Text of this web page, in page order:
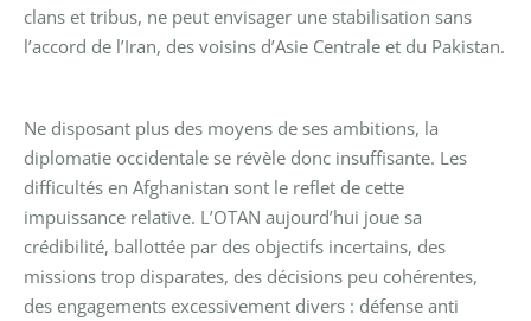
clans et tribus, ne peut envisager une stabilisation sans
l’accord de l’Iran, des voisins d’Asie Centrale et du Pakistan.
Ne disposant plus des moyens de ses ambitions, la
diplomatie occidentale se révèle donc insuffisante. Les
difficultés en Afghanistan sont le reflet de cette
impuissance relative. L’OTAN aujourd’hui joue sa
crédibilité, ballottée par des objectifs incertains, des
missions trop disparates, des décisions peu cohérentes,
des engagements excessivement divers : défense anti